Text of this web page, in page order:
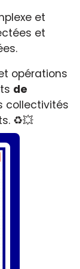
et
et
opérations
de
collectivités
♻️💥